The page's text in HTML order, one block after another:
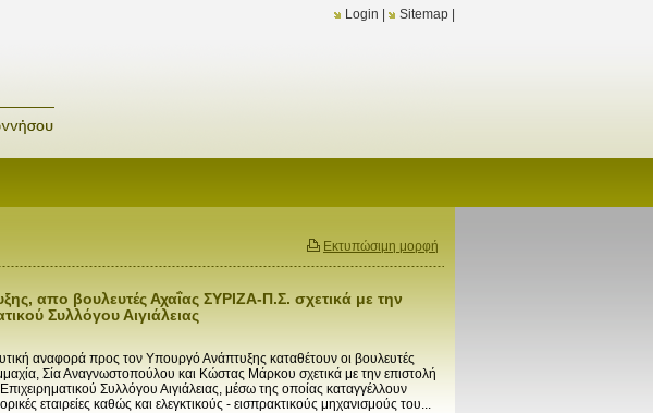
Login Sitemap
Εκτυπώσιμη μορφή
απο βουλευτές Αχαΐας ΣΥΡΙΖΑ-Π.Σ. σχετικά με την
Συλλόγου Αιγιάλειας
αναφορά προς τον Υπουργό Ανάπτυξης καταθέτουν οι βουλευτές
Σία Αναγνωστοπούλου και Κώστας Μάρκου σχετικά με την επιστολή
Συλλόγου Αιγιάλειας, μέσω της οποίας καταγγέλλουν
εταιρείες καθώς και ελεγκτικούς - εισπρακτικούς μηχανισμούς του...